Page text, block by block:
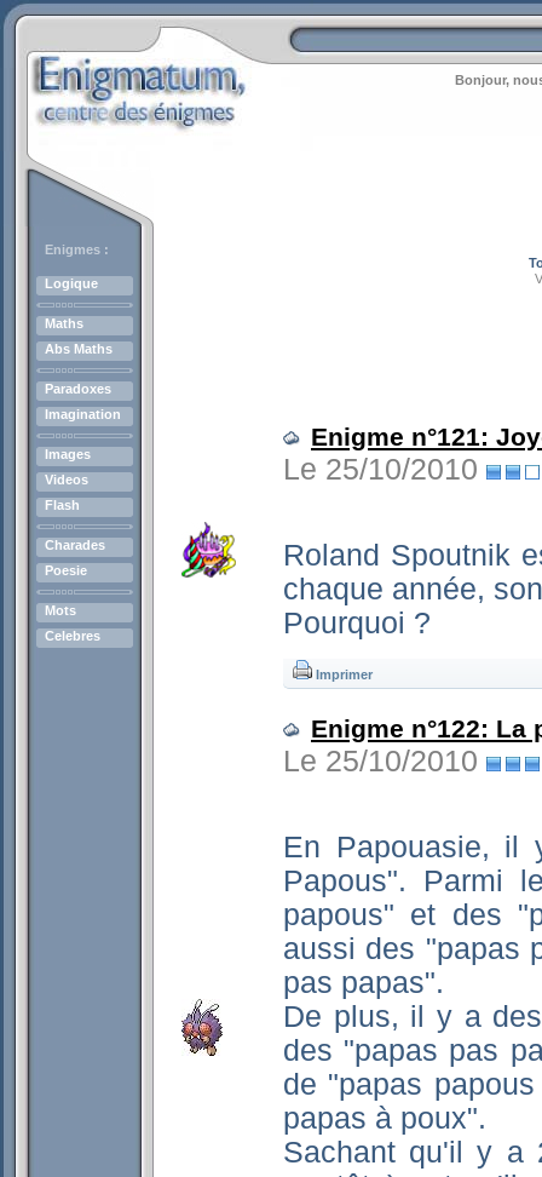
Bonjour,
Enigmes :
Logique
Maths
Abs Maths
Paradoxes
Imagination
Images
Videos
Flash
Charades
Poesie
Mots
Celebres
Enigme n°121:
Le 25/10/2010
Roland Spoutnik
chaque année,
Pourquoi ?
Imprimer
Enigme n°122: La
Le 25/10/2010
En Papouasie, il
Papous". Parmi
papous" et des
aussi des "papas
pas papas".
De plus, il y a
des "papas pas
de "papas
papas à poux".
Sachant qu'il y a